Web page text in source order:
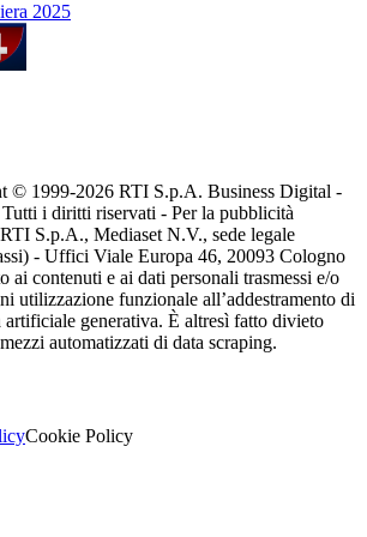
2025
© 1999-2026 RTI S.p.A. Business Digital -
i diritti riservati - Per la pubblicità
S.p.A., Mediaset N.V., sede legale
- Uffici Viale Europa 46, 20093 Cologno
ai contenuti e ai dati personali trasmessi e/o
utilizzazione funzionale all’addestramento di
generativa. È altresì fatto divieto
automatizzati di data scraping.
Cookie Policy